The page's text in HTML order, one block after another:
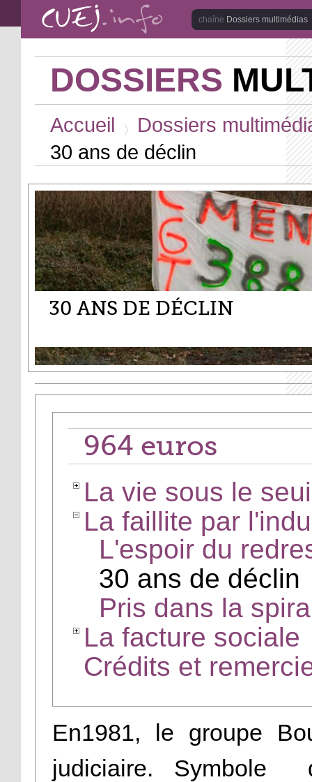
Aller au contenu principal
Dossiers multimédias
DOSSIERS
Accueil
Dossiers
30 ans de déclin
30 ANS DE DÉCLIN
964 euros
La vie sous le
La faillite par
L'espoir du
30 ans de déclin
Pris dans la
La facture sociale
Crédits et
En1981, le groupe
judiciaire. Symbole